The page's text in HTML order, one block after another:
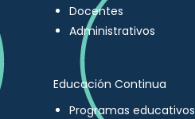
Docentes
Administrativos
Educación Continua
Programas educativos